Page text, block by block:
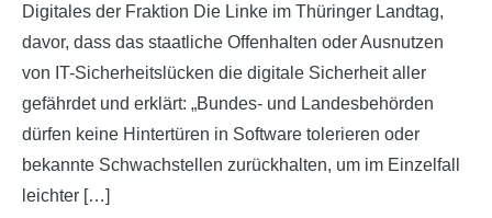
Digitales der Fraktion Die Linke im Thüringer Landtag,
davor, dass das staatliche Offenhalten oder Ausnutzen
von IT-Sicherheitslücken die digitale Sicherheit aller
gefährdet und erklärt: „Bundes- und Landesbehörden
dürfen keine Hintertüren in Software tolerieren oder
bekannte Schwachstellen zurückhalten, um im Einzelfall
leichter […]